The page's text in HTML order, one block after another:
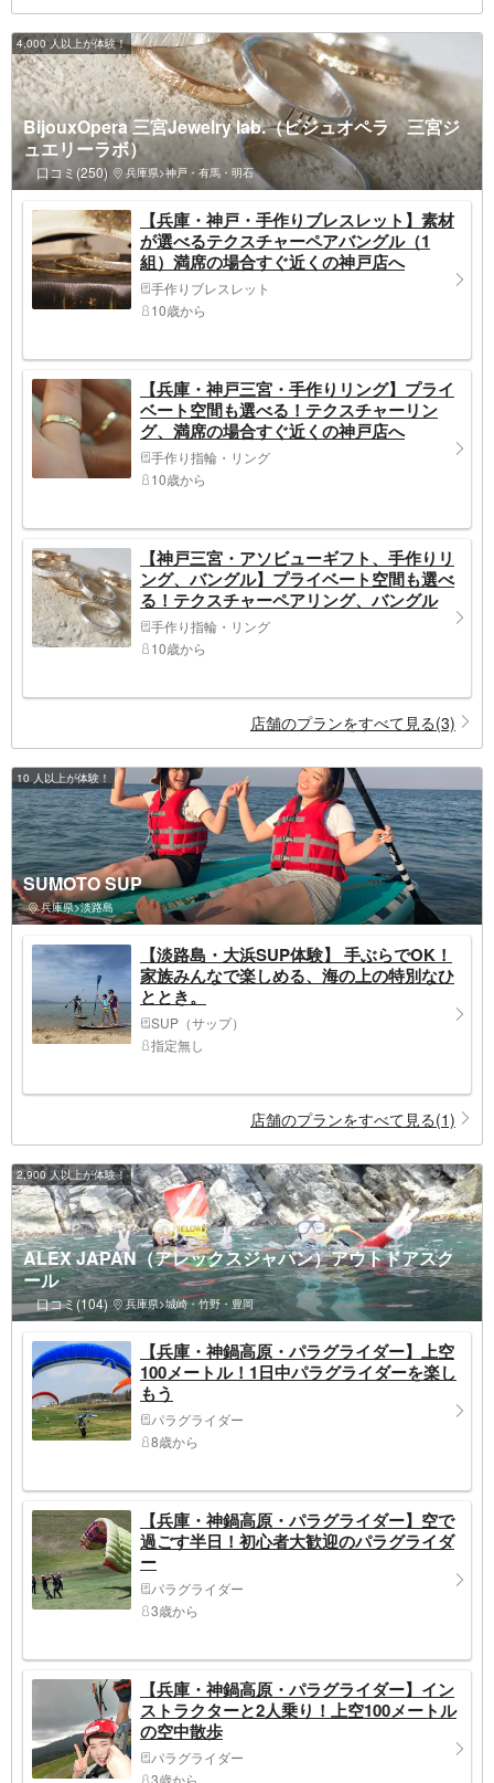
4,000 人以上が体験！
BijouxOpera 三宮Jewelry lab.（ビジュオペラ 三宮ジ
ュエリーラボ）
口コミ(250) 兵庫県>神戸・有馬・明石
【兵庫・神戸・手作りブレスレット】素材
が選べるテクスチャーペアバングル（1
組）満席の場合すぐ近くの神戸店へ
手作りブレスレット
10歳から
【兵庫・神戸三宮・手作りリング】プライ
ベート空間も選べる！テクスチャーリン
グ、満席の場合すぐ近くの神戸店へ
手作り指輪・リング
10歳から
【神戸三宮・アソビューギフト、手作りリ
ング、バングル】プライベート空間も選べ
る！テクスチャーペアリング、バングル
手作り指輪・リング
10歳から
店舗のプランをすべて見る(3)
10 人以上が体験！
SUMOTO SUP
兵庫県>淡路島
【淡路島・大浜SUP体験】 手ぶらでOK！
家族みんなで楽しめる、海の上の特別なひ
ととき。
SUP（サップ）
指定無し
店舗のプランをすべて見る(1)
2,900 人以上が体験！
ALEX JAPAN（アレックスジャパン）アウトドアスク
ール
口コミ(104) 兵庫県>城崎・竹野・豊岡
【兵庫・神鍋高原・パラグライダー】上空
100メートル！1日中パラグライダーを楽し
もう
パラグライダー
8歳から
【兵庫・神鍋高原・パラグライダー】空で
過ごす半日！初心者大歓迎のパラグライダ
ー
パラグライダー
3歳から
【兵庫・神鍋高原・パラグライダー】イン
ストラクターと2人乗り！上空100メートル
の空中散歩
パラグライダー
3歳から